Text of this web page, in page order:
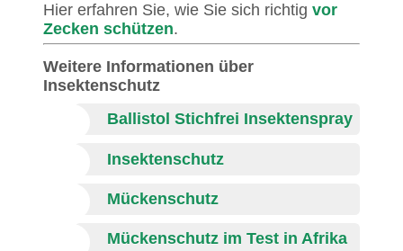
Hier erfahren Sie, wie Sie sich richtig vor
Zecken schützen.
Weitere Informationen über
Insektenschutz
Ballistol Stichfrei Insektenspray
Insektenschutz
Mückenschutz
Mückenschutz im Test in Afrika